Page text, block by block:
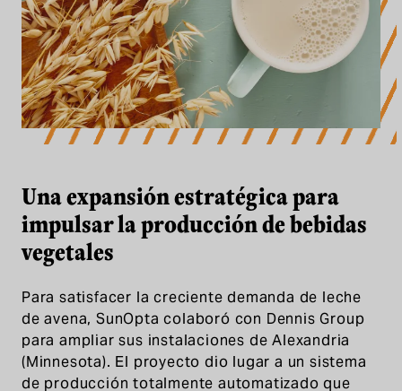
Una expansión estratégica para
impulsar la producción de bebidas
vegetales
Para satisfacer la creciente demanda de leche
de avena, SunOpta colaboró con Dennis Group
para ampliar sus instalaciones de Alexandria
(Minnesota). El proyecto dio lugar a un sistema
de producción totalmente automatizado que